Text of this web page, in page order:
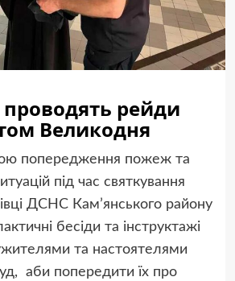
рейди
Великодня
попередження пожеж та
під час святкування
ДСНС Кам’янського району
бесіди та інструктажі
та настоятелями
аби попередити їх про